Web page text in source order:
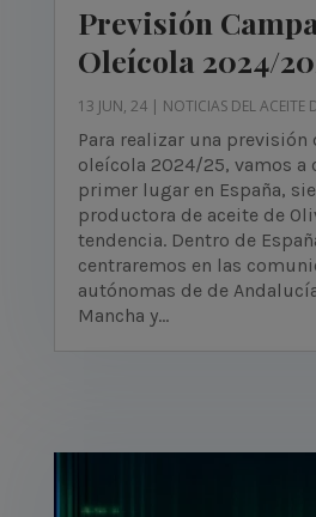
Previsión
Oleícola 2024/
13 JUN, 24| NOTICIAS DEL ACEITE
Para realizar una previsión
oleícola 2024/25, vamos a
primer lugar en España,
productora de aceite de
tendencia. Dentro de
centraremos en las
autónomas de de
Mancha y...